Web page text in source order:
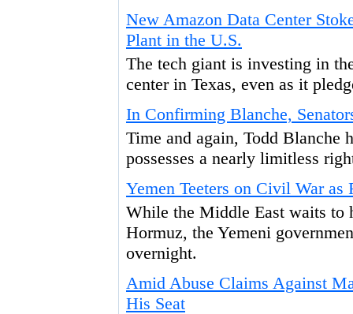
New Amazon Data Center
Plant in the U.S.
The tech giant is investing in
center in Texas, even as it
In Confirming Blanche,
Time and again, Todd Blanche
possesses a nearly limitless
Yemen Teeters on Civil War
While the Middle East waits to
Hormuz, the Yemeni
overnight.
Amid Abuse Claims Against
His Seat